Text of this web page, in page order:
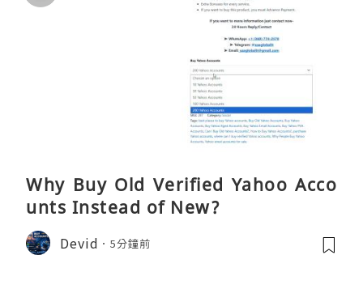
Why Buy Old Verified Yahoo Acco
unts Instead of New?
Devid 5分鐘前